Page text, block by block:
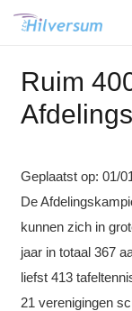
Ruim
Geplaatst op: 01/
De
kunnen zich in
jaar in totaal 367
liefst 413
21 verenigingen